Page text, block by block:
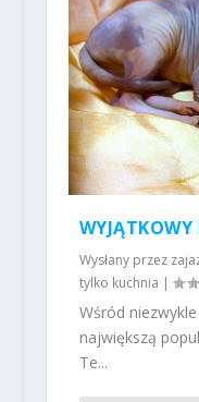
WYJĄTKOWY
Wysłany przez
tylko kuchnia |
Wśród
największą
Te...